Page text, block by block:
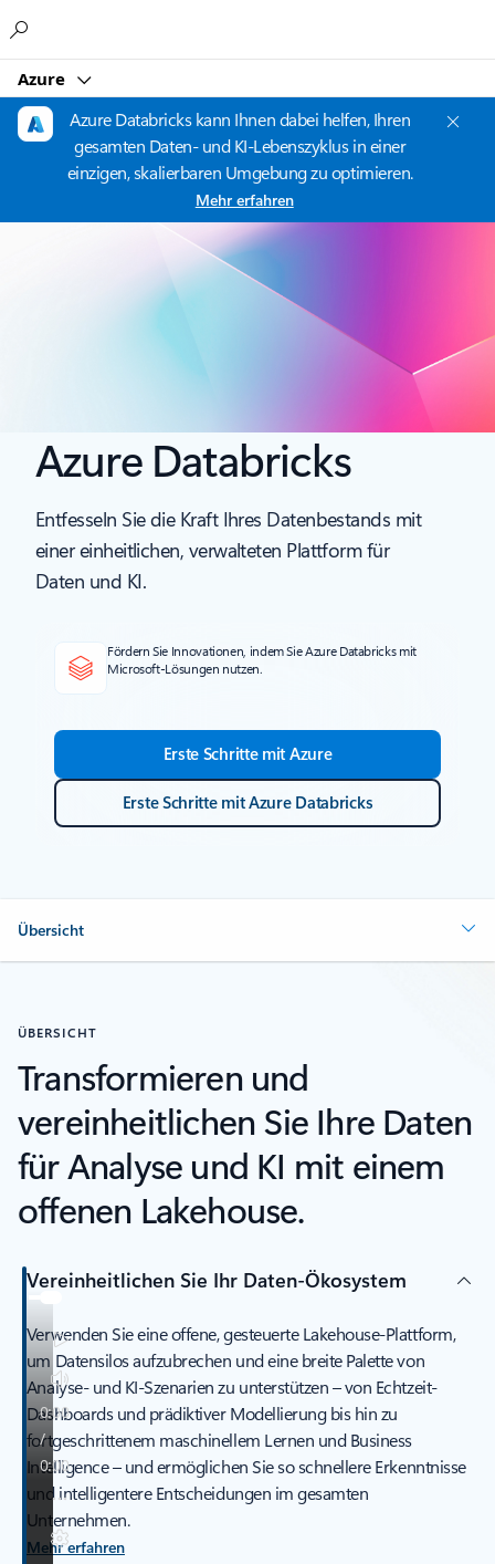
Azure
Azure Databricks kann Ihnen dabei helfen, Ihren
gesamten Daten- und KI-Lebenszyklus in einer
einzigen, skalierbaren Umgebung zu optimieren.
Mehr erfahren
Azure Databricks
Entfesseln Sie die Kraft Ihres Datenbestands mit
einer einheitlichen, verwalteten Plattform für
Daten und KI.
Fördern Sie Innovationen, indem Sie Azure Databricks mit
Microsoft-Lösungen nutzen.
Erste Schritte mit Azure
Erste Schritte mit Azure Databricks
Übersicht
ÜBERSICHT
Transformieren und
vereinheitlichen Sie Ihre Daten
für Analyse und KI mit einem
offenen Lakehouse.
Vereinheitlichen Sie Ihr Daten-Ökosystem
Verwenden Sie eine offene, gesteuerte Lakehouse-Plattform,
um Datensilos aufzubrechen und eine breite Palette von
Analyse- und KI-Szenarien zu unterstützen – von Echtzeit-
Dashboards und prädiktiver Modellierung bis hin zu
fortgeschrittenem maschinellem Lernen und Business
Intelligence – und ermöglichen Sie so schnellere Erkenntnisse
und intelligentere Entscheidungen im gesamten
Unternehmen.
Mehr erfahren